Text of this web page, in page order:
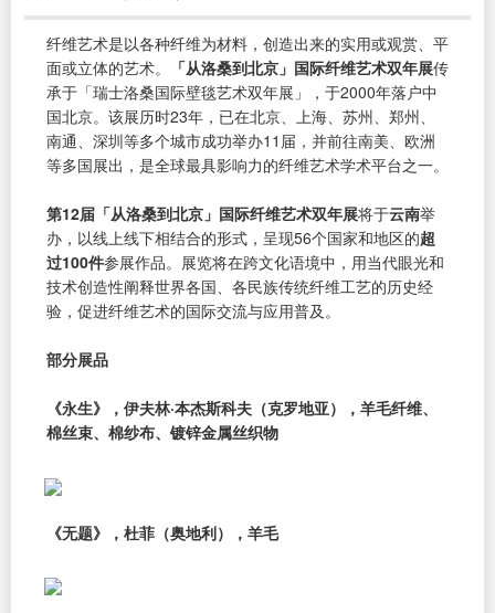
纤维艺术是以各种纤维为材料，创造出来的实用或观赏、平
面或立体的艺术。
「从洛桑到北京」国际纤维艺术双年展传
承于「瑞士洛桑国际壁毯艺术双年展」，于2000年落户中
国北京。该展历时23年，已在北京、上海、苏州、郑州、
南通、深圳等多个城市成功举办11届，并前往南美、欧洲
等多国展出，是全球最具影响力的纤维艺术学术平台之一。
第12届「从洛桑到北京」国际纤维艺术双年展将于云南举
办，以线上线下相结合的形式，呈现56个国家和地区的超
过100件参展作品。展览将在跨文化语境中，用当代眼光和
技术创造性阐释世界各国、各民族传统纤维工艺的历史经
验，促进纤维艺术的国际交流与应用普及。
部分展品
《永生》，伊夫林·本杰斯科夫（克罗地亚），羊毛纤维、
棉丝束、棉纱布、镀锌金属丝织物
《无题》，杜菲（奥地利），羊毛